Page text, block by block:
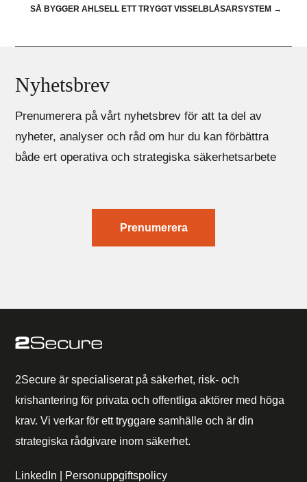
SÅ BYGGER AHLSELL ETT TRYGGT VISSELBLÅSARSYSTEM →
Nyhetsbrev
Prenumerera på vårt nyhetsbrev för att ta del av
nyheter, analyser och råd om hur du kan förbättra
både ert operativa och strategiska säkerhetsarbete
Prenumerera
2Secure är specialiserat på säkerhet, risk- och
krishantering för privata och offentliga aktörer med höga
krav. Vi verkar för ett tryggare samhälle och är din
strategiska rådgivare inom säkerhet.
LinkedIn Personuppgiftspolicy